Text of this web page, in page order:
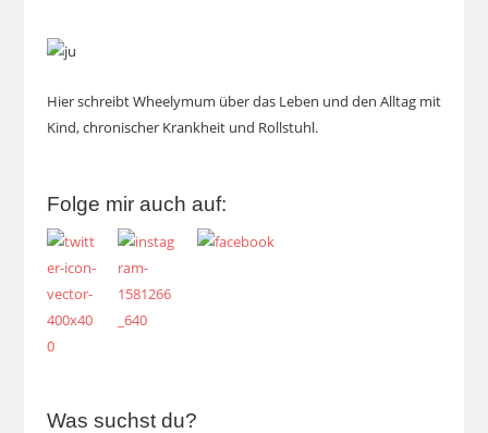
Hier schreibt Wheelymum über das Leben und den Alltag mit
Kind, chronischer Krankheit und Rollstuhl.
Folge mir auch auf:
Was suchst du?